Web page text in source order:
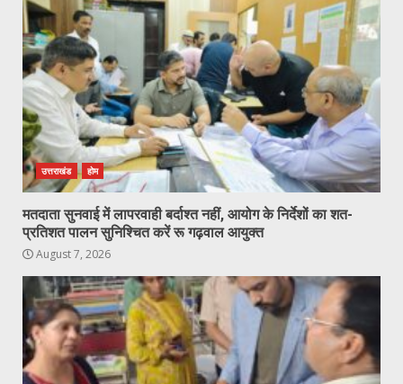
उत्तराखंड होम
मतदाता सुनवाई में लापरवाही बर्दाश्त नहीं, आयोग के निर्देशों का शत-
प्रतिशत पालन सुनिश्चित करें रू गढ़वाल आयुक्त
August 7, 2026